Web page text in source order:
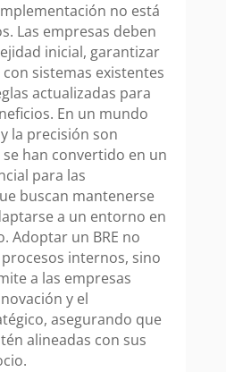
no está
Las empresas deben
inicial, garantizar
sistemas existentes
actualizadas para
En un mundo
la precisión son
se han convertido en un
para las
buscan mantenerse
a un entorno en
Adoptar un BRE no
internos, sino
a las empresas
y el
asegurando que
alineadas con sus